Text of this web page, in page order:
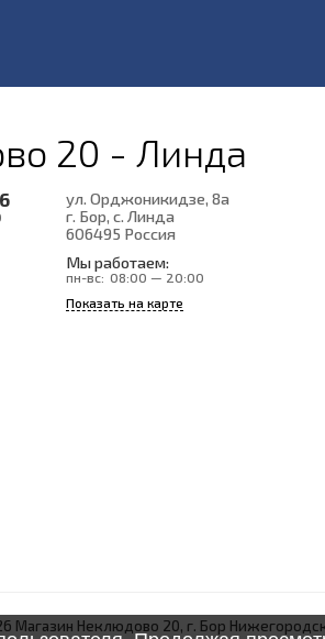
20 - Линда
ул. Орджоникидзе, 8а
г. Бор, с. Линда
606495 Россия
Мы работаем:
пн-вс: 08:00 — 20:00
Показать на карте
Магазин Неклюдово 20, г. Бор